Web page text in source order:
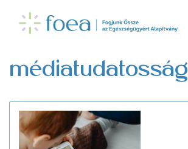
tartalomra
médiatudatosság